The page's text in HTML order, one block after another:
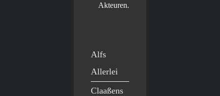
Akteuren.
Alfs
Allerlei
Claaßens